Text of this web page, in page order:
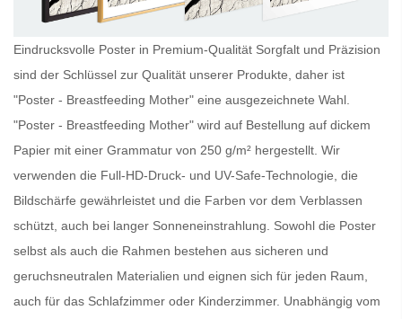
Eindrucksvolle Poster in Premium-Qualität Sorgfalt und Präzision
sind der Schlüssel zur Qualität unserer Produkte, daher ist
"Poster - Breastfeeding Mother" eine ausgezeichnete Wahl.
"Poster - Breastfeeding Mother" wird auf Bestellung auf dickem
Papier mit einer Grammatur von 250 g/m² hergestellt. Wir
verwenden die Full-HD-Druck- und UV-Safe-Technologie, die
Bildschärfe gewährleistet und die Farben vor dem Verblassen
schützt, auch bei langer Sonneneinstrahlung. Sowohl die Poster
selbst als auch die Rahmen bestehen aus sicheren und
geruchsneutralen Materialien und eignen sich für jeden Raum,
auch für das Schlafzimmer oder Kinderzimmer. Unabhängig vom